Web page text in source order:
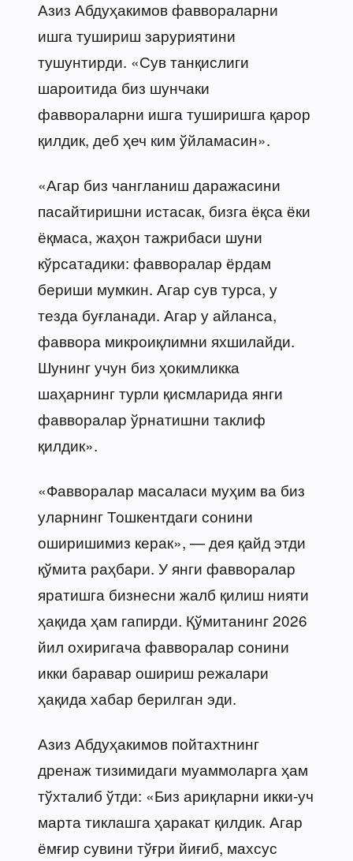
Азиз Абдуҳакимов фаввораларни
ишга тушириш заруриятини
тушунтирди. «Сув танқислиги
шароитида биз шунчаки
фаввораларни ишга туширишга қарор
қилдик, деб ҳеч ким ўйламасин».
«Агар биз чангланиш даражасини
пасайтиришни истасак, бизга ёқса ёки
ёқмаса, жаҳон тажрибаси шуни
кўрсатадики: фавворалар ёрдам
бериши мумкин. Агар сув турса, у
тезда буғланади. Агар у айланса,
фаввора микроиқлимни яхшилайди.
Шунинг учун биз ҳокимликка
шаҳарнинг турли қисмларида янги
фавворалар ўрнатишни таклиф
қилдик».
«Фавворалар масаласи муҳим ва биз
уларнинг Тошкентдаги сонини
оширишимиз керак», — дея қайд этди
қўмита раҳбари. У янги фавворалар
яратишга бизнесни жалб қилиш нияти
ҳақида ҳам гапирди. Қўмитанинг 2026
йил охиригача фавворалар сонини
икки баравар ошириш режалари
ҳақида хабар берилган эди.
Азиз Абдуҳакимов пойтахтнинг
дренаж тизимидаги муаммоларга ҳам
тўхталиб ўтди: «Биз ариқларни икки-уч
марта тиклашга ҳаракат қилдик. Агар
ёмғир сувини тўғри йиғиб, махсус